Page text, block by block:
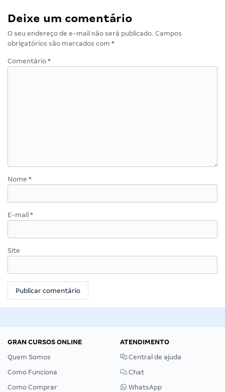
Deixe um comentário
O seu endereço de e-mail não será publicado. Campos
obrigatórios são marcados com *
Comentário *
Nome *
E-mail *
Site
GRAN CURSOS ONLINE
Quem Somos
Como Funciona
Como Comprar
ATENDIMENTO
Central de ajuda
Chat
WhatsApp